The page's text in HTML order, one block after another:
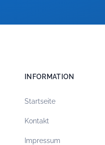
INFORMATION
Startseite
Kontakt
Impressum